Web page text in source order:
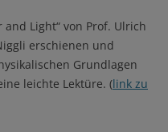
and Light“ von Prof. Ulrich
erschienen und
Grundlagen
leichte Lektüre. (link zu